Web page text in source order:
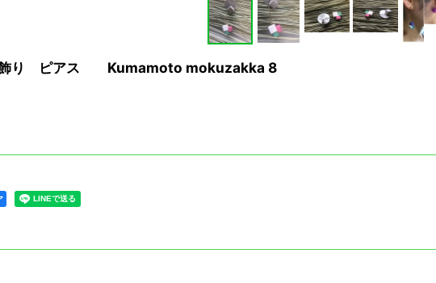
り ピアス Kumamoto mokuzakka 8